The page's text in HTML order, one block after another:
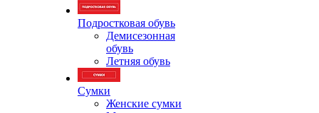
Подростковая обувь
Демисезонная
обувь
Летняя обувь
Сумки
Женские сумки